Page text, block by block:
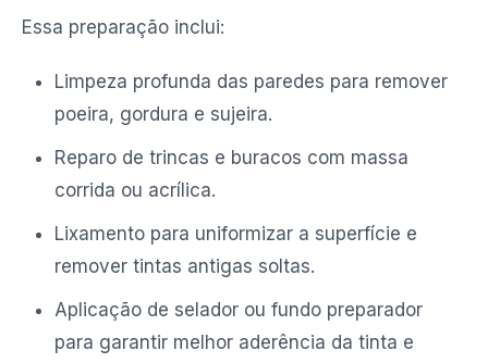
Essa preparação inclui:
Limpeza profunda das paredes para remover
poeira, gordura e sujeira.
Reparo de trincas e buracos com massa
corrida ou acrílica.
Lixamento para uniformizar a superfície e
remover tintas antigas soltas.
Aplicação de selador ou fundo preparador
para garantir melhor aderência da tinta e